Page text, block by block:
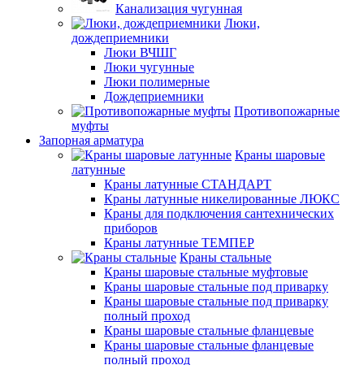
Канализация чугунная
Люки,
дождеприемники
Люки ВЧШГ
Люки чугунные
Люки полимерные
Дождеприемники
Противопожарные
муфты
Запорная арматура
Краны шаровые
латунные
Краны латунные СТАНДАРТ
Краны латунные никелированные ЛЮКС
Краны для подключения сантехнических
приборов
Краны латунные ТЕМПЕР
Краны стальные
Краны шаровые стальные муфтовые
Краны шаровые стальные под приварку
Краны шаровые стальные под приварку
полный проход
Краны шаровые стальные фланцевые
Краны шаровые стальные фланцевые
полный проход